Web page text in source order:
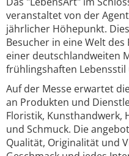
veranstaltet von der
jährlicher Höhepunkt.
Besucher in eine Welt
einer deutschlandweiten
frühlingshaften
Auf der Messe erwartet
an Produkten und
Floristik, Kunsthandwerk,
und Schmuck. Die
Qualität, Originalität und